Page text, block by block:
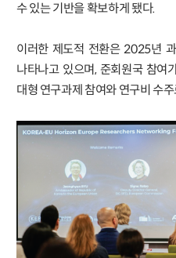
수 있는 기반을 확보하게 됐다.
이러한 제도적 전환은 2025년
나타나고 있으며, 준회원국 참여
대형 연구과제 참여와 연구비 수